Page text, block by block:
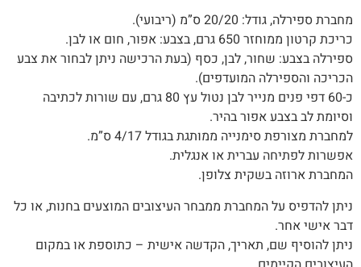
מחברת ספירלה, גודל: 20/20 ס”מ (ריבועי).
כריכת קרטון ממוחזר 650 גרם, בצבע: אפור, חום או לבן.
ספירלה בצבע: שחור, לבן, כסף (בעת הרכישה ניתן לבחור את צבע
הכריכה והספירלה המועדפים)‭.‬
כ-60 דפי פנים מנייר לבן נטול עץ 80 גרם, עם שורות לכתיבה
וסיומת לב בצבע אפור בהיר.
למחברת מצורפת סימנייה ממותגת בגודל 4/17 ס”מ.
אפשרות‭ ‬לפתיחה‭ ‬עברית‭ ‬או‭ ‬אנגלית‭.‬
המחברת‭ ‬ארוזה‭ ‬בשקית צלופן.
‬דבר‭ ‬אישי‭ ‬אחר‭.‬
ניתן‭ ‬להוסיף‭ ‬שם‭,‬ תאריך, ‬הקדשה‭ ‬אישית – כתוספת או במקום